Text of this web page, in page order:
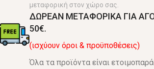
μεταφορική στον χώρο σας.
ΔΩΡΕΑΝ ΜΕΤΑΦΟΡΙΚΑ ΓΙΑ
50€.
(ισχύουν όροι & προϋποθέσεις)
Όλα τα προϊόντα είναι